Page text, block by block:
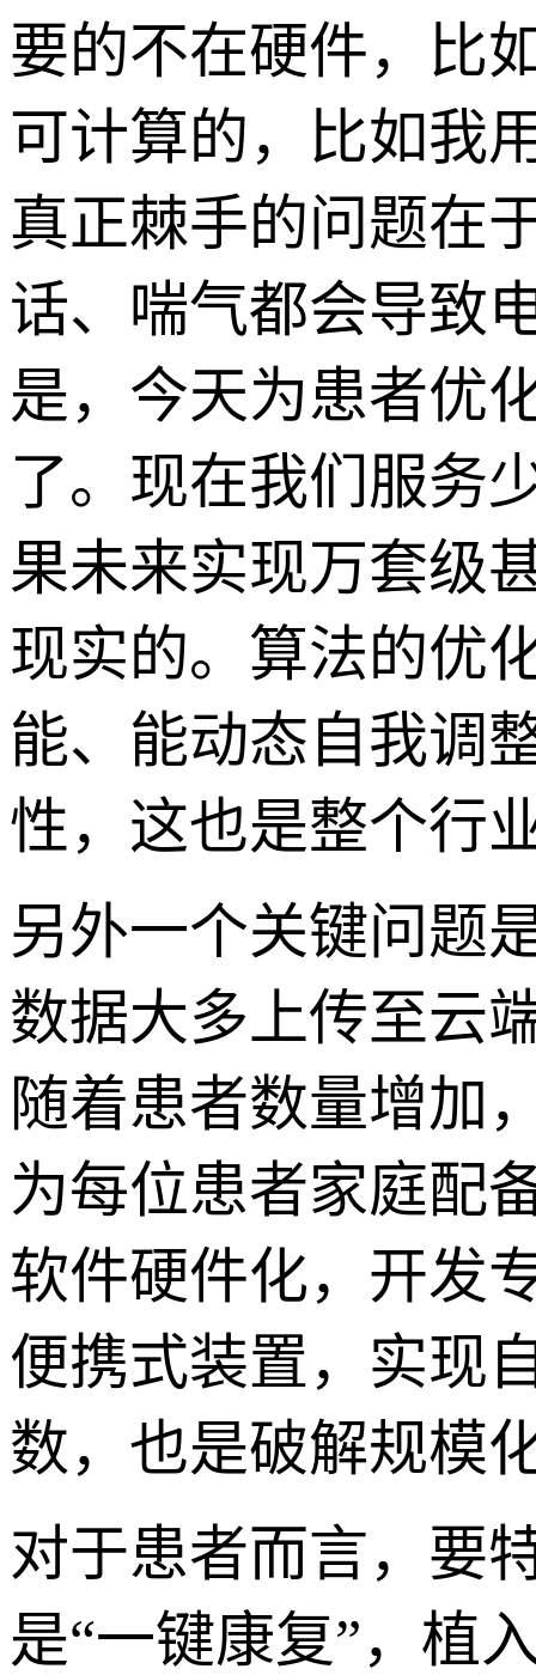
要的不在硬件，比
可计算的，比如我
真正棘手的问题在
话、喘气都会导致
是，今天为患者优
了。现在我们服务
果未来实现万套级
现实的。算法的优
能、能动态自我调
性，这也是整个行
另外一个关键问题
数据大多上传至云
随着患者数量增加
为每位患者家庭配
软件硬件化，开发
便携式装置，实现
数，也是破解规模
对于患者而言，要
是“一键康复”，植